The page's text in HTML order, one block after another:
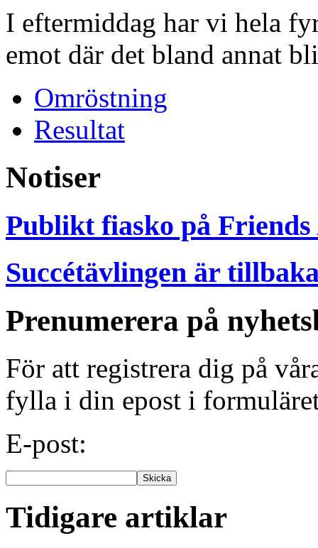
I eftermiddag har vi hela
emot där det bland annat
Omröstning
Resultat
Notiser
Publikt fiasko på Friends
Succétävlingen är
Prenumerera på
För att registrera dig på
fylla i din epost i
E-post:
Tidigare artiklar